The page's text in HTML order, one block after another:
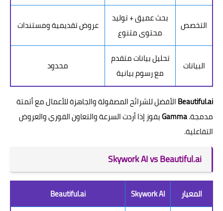
التخصص
بحث عميق + توليد
محتوى متنوع
عروض تقديمية ومستندات
البيانات
تحليل بيانات متقدم
مع رسوم بيانية
محدود
Beautiful.aiالأفضل للشرائح المصقولة والجاهزة للأعمال مع أتمتة
مدمجة.Gammaيفوز إذا أردت السرعة والتعاون الفوري والعروض
التفاعلية.
Skywork AI vs Beautiful.ai
المعيار Skywork AI
Beautiful.ai